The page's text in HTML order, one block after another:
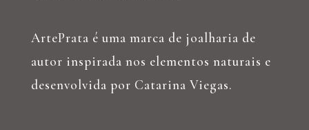
ArtePrata é uma marca de joalharia de
autor inspirada nos elementos naturais e
desenvolvida por Catarina Viegas.